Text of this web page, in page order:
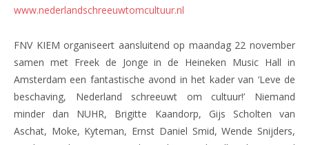
www.nederlandschreeuwtomcultuur.nl
FNV KIEM organiseert aansluitend op maandag 22 november
samen met Freek de Jonge in de Heineken Music Hall in
Amsterdam een fantastische avond in het kader van ‘Leve de
beschaving, Nederland schreeuwt om cultuur!’ Niemand
minder dan NUHR, Brigitte Kaandorp, Gijs Scholten van
Aschat, Moke, Kyteman, Ernst Daniel Smid, Wende Snijders,